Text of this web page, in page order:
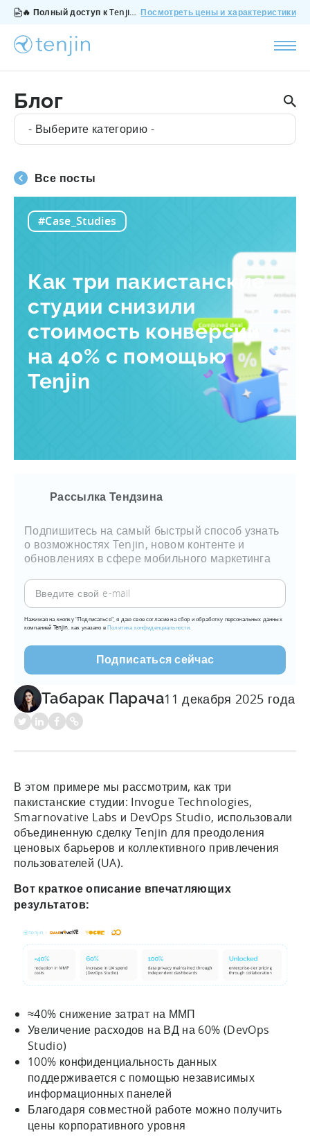
🔥 Полный доступ к Tenjin за $200/месяц - все функции, без дополнений, отмена в любое время. Посмотреть цены и характеристики
Блог
- Выберите категорию -
Все посты
#Case_Studies
Как три пакистанские
студии снизили
стоимость конверсии
на 40% с помощью
Tenjin
Рассылка Тендзина
Подпишитесь на самый быстрый способ узнать
о возможностях Tenjin, новом контенте и
обновлениях в сфере мобильного маркетинга
Нажимая на кнопку "Подписаться", я даю свое согласие на сбор и обработку персональных данных
компанией Tenjin, как указано вПолитика конфиденциальности.
Табарак Парача11 декабря 2025 года
В этом примере мы рассмотрим, как три
пакистанские студии: Invogue Technologies,
Smarnovative Labs и DevOps Studio, использовали
объединенную сделку Tenjin для преодоления
ценовых барьеров и коллективного привлечения
пользователей (UA).
Вот краткое описание впечатляющих
результатов:
≈40% снижение затрат на ММП
Увеличение расходов на ВД на 60% (DevOps
Studio)
100% конфиденциальность данных
поддерживается с помощью независимых
информационных панелей
Благодаря совместной работе можно получить
цены корпоративного уровня